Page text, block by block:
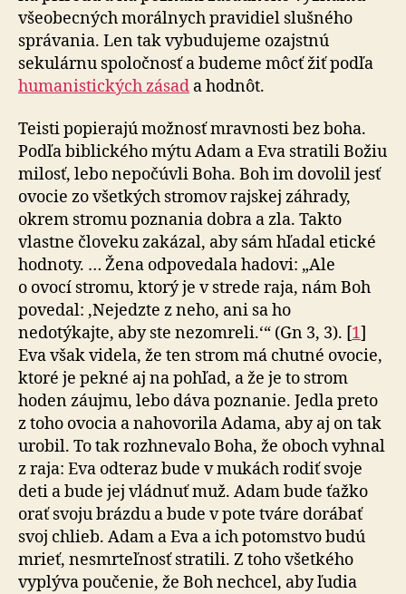
všeo­bec­ných morálnych pravidiel slušného
správania. Len tak vybudujeme ozajstnú
sekulárnu spoločnosť a budeme môcť žiť podľa
hu­ma­nis­tických zásad a hodnôt.
Teisti popierajú možnosť mravnosti bez boha.
Podľa biblického mýtu Adam a Eva stratili Božiu
milosť, lebo nepočúvli Boha. Boh im dovolil jesť
ovocie zo všetkých stromov rajskej záhrady,
okrem stromu poznania dobra a zla. Takto
vlastne človeku zakázal, aby sám hľadal etické
hodnoty. … Žena odpovedala hadovi: „Ale
o ovocí stromu, ktorý je v strede raja, nám Boh
povedal: ‚Nejedzte z neho, ani sa ho
nedotýkajte, aby ste nezomreli.‘“ (Gn 3, 3). [1]
Eva však videla, že ten strom má chutné ovocie,
ktoré je pekné aj na pohľad, a že je to strom
hoden záujmu, lebo dáva poznanie. Jedla preto
z toho ovocia a na­ho­vo­rila Adama, aby aj on tak
urobil. To tak roz­hne­valo Boha, že oboch vyhnal
z raja: Eva odteraz bude v mukách rodiť svoje
deti a bude jej vládnuť muž. Adam bude ťažko
orať svoju brázdu a bude v pote tváre dorábať
svoj chlieb. Adam a Eva a ich potomstvo budú
mrieť, nesmrteľnosť stratili. Z toho všetkého
vyplýva poučenie, že Boh nechcel, aby ľudia